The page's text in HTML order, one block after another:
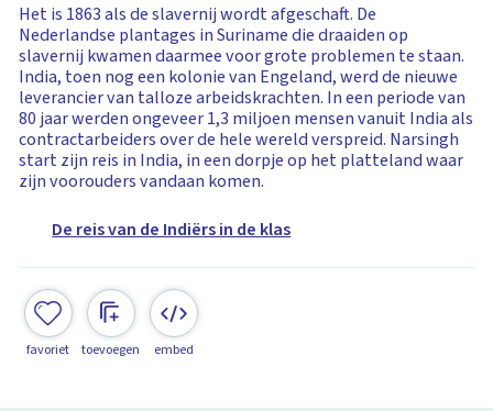
Het is 1863 als de slavernij wordt afgeschaft. De
Nederlandse plantages in Suriname die draaiden op
slavernij kwamen daarmee voor grote problemen te staan.
India, toen nog een kolonie van Engeland, werd de nieuwe
leverancier van talloze arbeidskrachten. In een periode van
80 jaar werden ongeveer 1,3 miljoen mensen vanuit India als
contractarbeiders over de hele wereld verspreid. Narsingh
start zijn reis in India, in een dorpje op het platteland waar
zijn voorouders vandaan komen.
De reis van de Indiërs in de klas
favoriet toevoegen embed